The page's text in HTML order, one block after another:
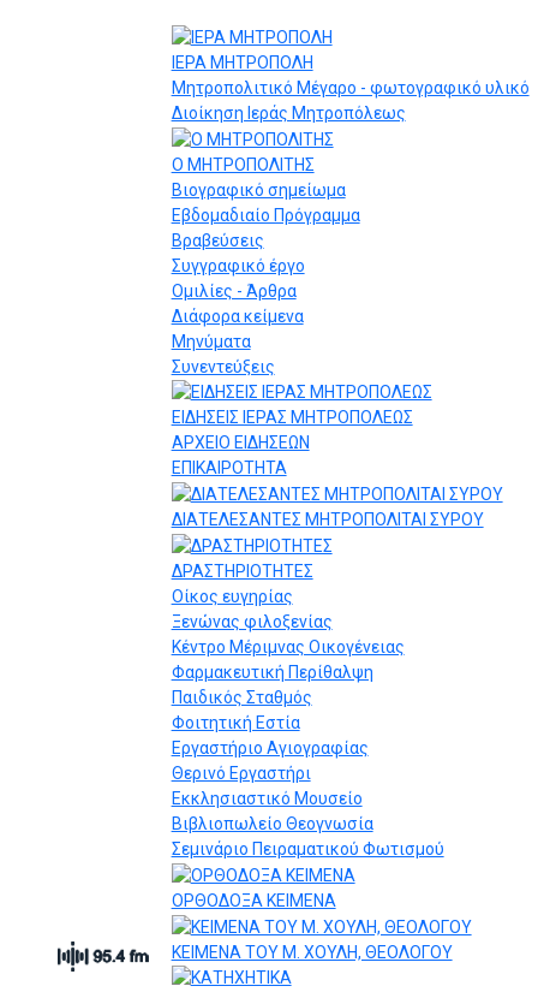
ΙΕΡΑ ΜΗΤΡΟΠΟΛΗ
Μητροπολιτικό Μέγαρο - φωτογραφικό υλικό
Διοίκηση Ιεράς Μητροπόλεως
Ο ΜΗΤΡΟΠΟΛΙΤΗΣ
Βιογραφικό σημείωμα
Εβδομαδιαίο Πρόγραμμα
Βραβεύσεις
Συγγραφικό έργο
Ομιλίες - Άρθρα
Διάφορα κείμενα
Μηνύματα
Συνεντεύξεις
ΕΙΔΗΣΕΙΣ ΙΕΡΑΣ ΜΗΤΡΟΠΟΛΕΩΣ
ΑΡΧΕΙΟ ΕΙΔΗΣΕΩΝ
ΕΠΙΚΑΙΡΟΤΗΤΑ
ΔΙΑΤΕΛΕΣΑΝΤΕΣ ΜΗΤΡΟΠΟΛΙΤΑΙ ΣΥΡΟΥ
ΔΡΑΣΤΗΡΙΟΤΗΤΕΣ
Οίκος ευγηρίας
Ξενώνας φιλοξενίας
Κέντρο Μέριμνας Οικογένειας
Φαρμακευτική Περίθαλψη
Παιδικός Σταθμός
Φοιτητική Εστία
Εργαστήριο Αγιογραφίας
Θερινό Εργαστήρι
Εκκλησιαστικό Μουσείο
Βιβλιοπωλείο Θεογνωσία
Σεμινάριο Πειραματικού Φωτισμού
ΟΡΘΟΔΟΞΑ ΚΕΙΜΕΝΑ
ΚΕΙΜΕΝΑ ΤΟΥ Μ. ΧΟΥΛΗ, ΘΕΟΛΟΓΟΥ